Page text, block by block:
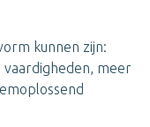
kunnen zijn:
vaardigheden, meer